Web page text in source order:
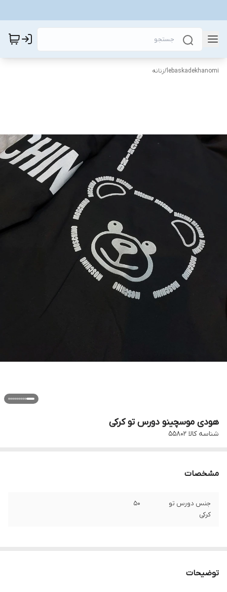
lebaskadekhanomi
/زنانه
هودی موسچینو دورس تو کرکی
شناسه کالا ۵۵۸۰۲
مشخصات
جنس دورس تو
کرکی
۵۰
توضیحات